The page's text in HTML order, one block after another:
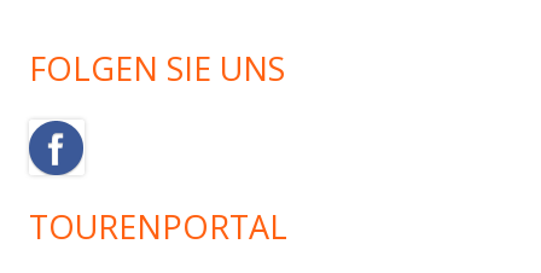
FOLGEN SIE UNS
TOURENPORTAL